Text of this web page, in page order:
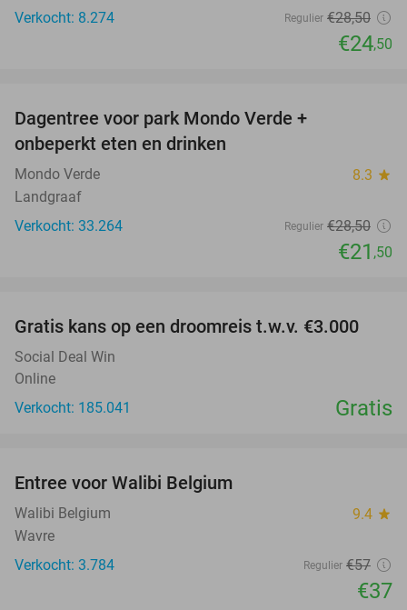
Verkocht: 8.274
Regulier €28,50
€24,50
Dagentree voor park Mondo Verde +
onbeperkt eten en drinken
Mondo Verde 8.3 star
Landgraaf
Verkocht: 33.264
Regulier €28,50
€21 ,50
Gratis kans op een droomreis t.w.v. €3.000
Social Deal Win
Online
Verkocht: 185.041
Gratis
Entree voor Walibi Belgium
Walibi Belgium 9.4 star
Wavre
Verkocht: 3.784
Regulier €57
€37